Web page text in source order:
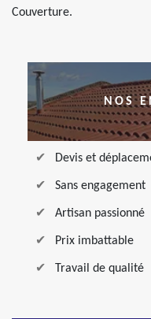
Couverture.
NOS
Devis et
Sans engagement
Artisan passionné
Prix imbattable
Travail de qualité